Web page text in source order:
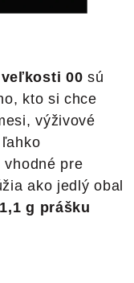
00 sú
kto si chce
výživové
pre
ako jedlý obal
g prášku